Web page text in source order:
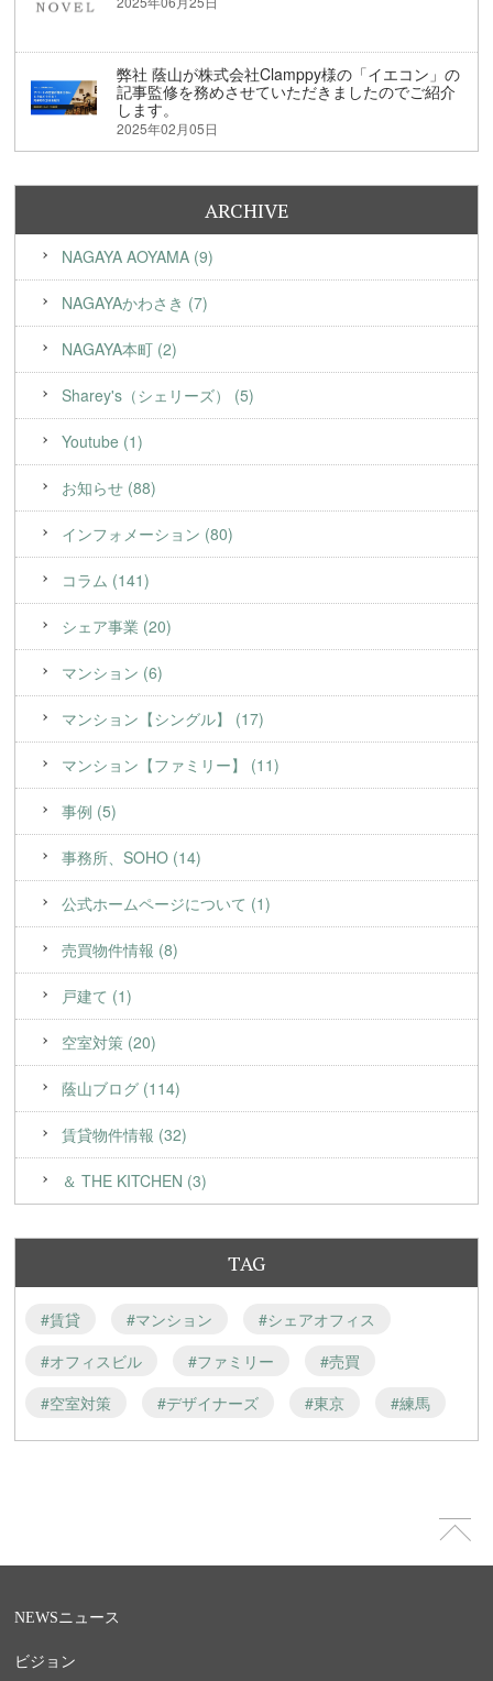
弊社 蔭山が株式会社Clamppy様の「イエコン」の
記事監修を務めさせていただきましたのでご紹介
します。
2025年02月05日
ARCHIVE
NAGAYA AOYAMA (9)
NAGAYAかわさき (7)
NAGAYA本町 (2)
Sharey's（シェリーズ） (5)
Youtube (1)
お知らせ (88)
インフォメーション (80)
コラム (141)
シェア事業 (20)
マンション (6)
マンション【シングル】 (17)
マンション【ファミリー】 (11)
事例 (5)
事務所、SOHO (14)
公式ホームページについて (1)
売買物件情報 (8)
戸建て (1)
空室対策 (20)
蔭山ブログ (114)
賃貸物件情報 (32)
＆ THE KITCHEN (3)
TAG
#賃貸 #マンション
#シェアオフィス
#オフィスビル
#ファミリー
#売買
#空室対策
#デザイナーズ #東京 #練馬
NEWS ニュース
ビジョン